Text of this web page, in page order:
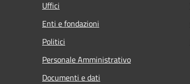
Uffici
Enti e fondazioni
Politici
Personale Amministrativo
Documenti e dati